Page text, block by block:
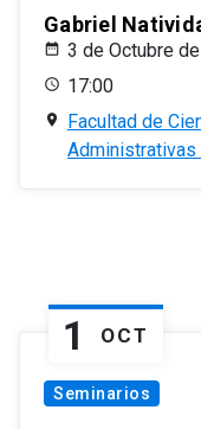
Gabriel
3 de Octubre
17:00
Facultad de
Administrativas
1 OCT
Seminarios